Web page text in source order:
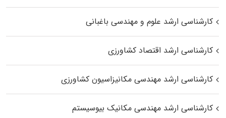
کارشناسی ارشد علوم و مهندسی باغبانی
کارشناسی ارشد اقتصاد کشاورزی
کارشناسی ارشد مهندسی مکانیزاسیون کشاورزی
کارشناسی ارشد مهندسی مکانیک بیوسیستم